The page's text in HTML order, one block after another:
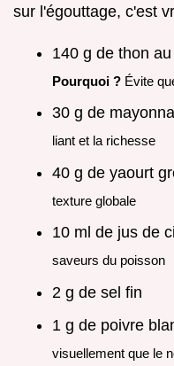
sur l'égouttage, c'est
140 g de thon
Pourquoi ? Évite
30 g de
liant et la richesse
40 g de yaourt
texture globale
10 ml de jus de
saveurs du poisson
2 g de sel fin
1 g de poivre
visuellement que le